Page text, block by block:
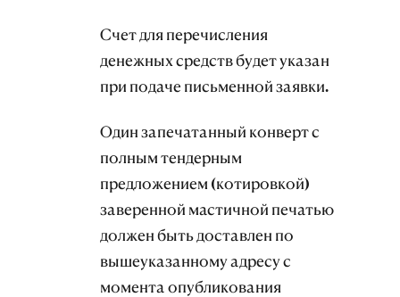
Счет для перечисления
денежных средств будет указан
при подаче письменной заявки.
Один запечатанный конверт с
полным тендерным
предложением (котировкой)
заверенной мастичной печатью
должен быть доставлен по
вышеуказанному адресу с
момента опубликования